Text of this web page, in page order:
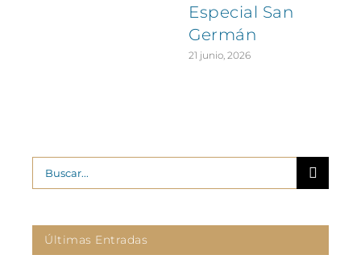
Especial San
Germán
21 junio, 2026
Buscar:
Últimas Entradas